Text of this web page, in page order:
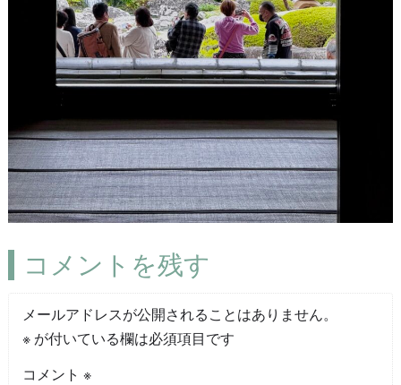
コメントを残す
メールアドレスが公開されることはありません。
※が付いている欄は必須項目です
コメント ※